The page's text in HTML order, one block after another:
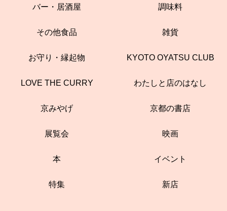
バー・居酒屋 調味料
その他食品 雑貨
お守り・縁起物 KYOTO OYATSU CLUB
LOVE THE CURRY わたしと店のはなし
京みやげ 京都の書店
展覧会 映画
本 イベント
特集 新店